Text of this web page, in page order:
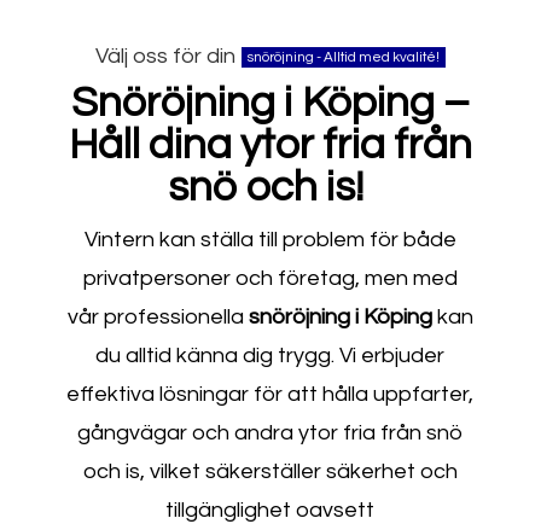
Välj oss för din snöröjning - Alltid med kvalité!
Snöröjning i Köping –
Håll dina ytor fria från
snö och is!
Vintern kan ställa till problem för både
privatpersoner och företag, men med
vår professionella snöröjning i Köpingkan
du alltid känna dig trygg. Vi erbjuder
effektiva lösningar för att hålla uppfarter,
gångvägar och andra ytor fria från snö
och is, vilket säkerställer säkerhet och
tillgänglighet oavsett